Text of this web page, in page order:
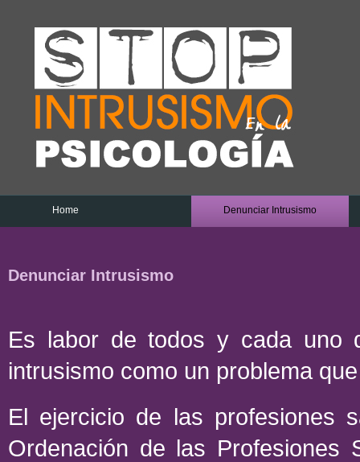
Home Denunciar Intrusismo
Denunciar Intrusismo
Es labor de todos y cada uno
intrusismo como un problema
El ejercicio de las profesiones
Ordenación de las Profesiones